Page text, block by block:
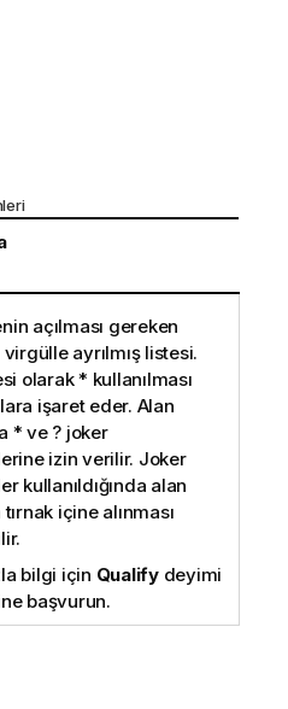
açılması gereken
virgülle ayrılmış listesi.
olarak* kullanılması
işaret eder. Alan
* ve ? joker
izin verilir. Joker
kullanıldığında alan
tırnak içine alınması
bilgi için Qualifydeyimi
başvurun.